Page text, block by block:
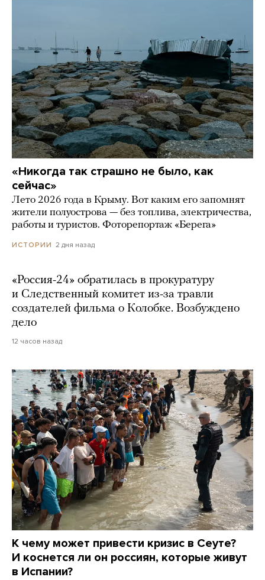
«Никогда так страшно не было, как
сейчас»
Лето 2026 года в Крыму. Вот каким его запомнят
жители полуострова — без топлива, электричества,
работы и туристов. Фоторепортаж «Берега»
ИСТОРИИ 2 дня назад
«Россия-24» обратилась в прокуратуру
и Следственный комитет из-за травли
создателей фильма о Колобке. Возбуждено
дело
12 часов назад
К чему может привести кризис в Сеуте?
И коснется ли он россиян, которые живут
в Испании?